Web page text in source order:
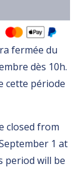
fermée du
dès 10h.
cette période
closed from
1 at
period will be